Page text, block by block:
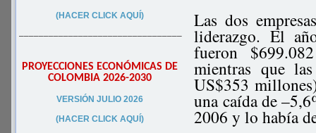
(HACER CLICK AQUÍ)
–––––––––––––––––––––––––––––––––
PROYECCIONES ECONÓMICAS DE
COLOMBIA 2026-2030
VERSIÓN JULIO 2026
(HACER CLICK AQUÍ)
Las dos
liderazgo. El
fueron
mientras que
US$353
una caída de
2006 y lo había